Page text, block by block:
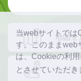
当webサイトでは
す。このままweb
は、Cookieの利
とさせていただき
地図
ルート